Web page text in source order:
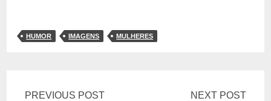
HUMOR IMAGENS MULHERES
PREVIOUS POST
NEXT POST